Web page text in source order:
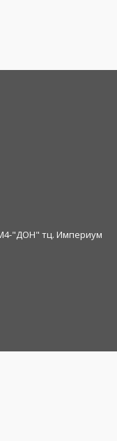
"ДОН" тц. Империум